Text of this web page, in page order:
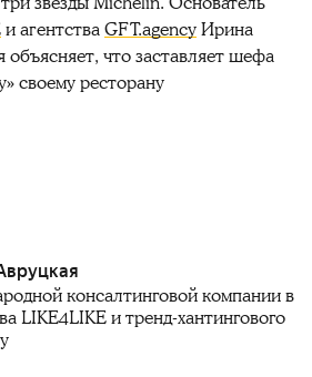
и агентстваGFT.agencyИрина
что заставляет шефа
своему ресторану
консалтинговой компании в
LIKE4LIKE и тренд-хантингового